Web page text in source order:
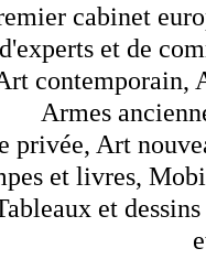
cabinet
et de
contemporain,
Armes
privée, Art
et livres,
et